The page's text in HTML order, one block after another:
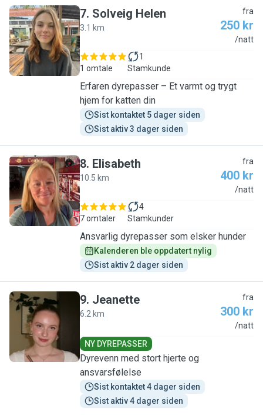
S
7. Solveig Helen
3.1 km
fra
250 kr
/natt
1 omtale
1
Stamkunde
Erfaren dyrepasser – Et varmt og trygt
hjem for katten din
Sist kontaktet 5 dager siden
Sist aktiv 3 dager siden
E
8. Elisabeth
10.5 km
fra
400 kr
/natt
7 omtaler
4
Stamkunder
Ansvarlig dyrepasser som elsker hunder
Kalenderen ble oppdatert nylig
Sist aktiv 2 dager siden
J
9. Jeanette
6.2 km
fra
300 kr
/natt
NY DYREPASSER
Dyrevenn med stort hjerte og
ansvarsfølelse
Sist kontaktet 4 dager siden
Sist aktiv 4 dager siden